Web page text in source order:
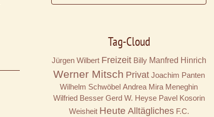
Tag-Cloud
Jürgen Wilbert Freizeit Billy Manfred Hinrich
Werner Mitsch Privat Joachim Panten
Wilhelm Schwöbel Andrea Mira Meneghin
Wilfried Besser Gerd W. Heyse Pavel Kosorin
Weisheit Heute Alltägliches F.C.